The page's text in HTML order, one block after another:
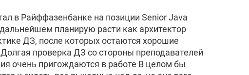
в Райффазенбанке на позиции Senior Java
планирую расти как архитектор
ДЗ, после которых остаются хорошие
проверка ДЗ со стороны преподавателей
очень пригождаются в работе В целом бы